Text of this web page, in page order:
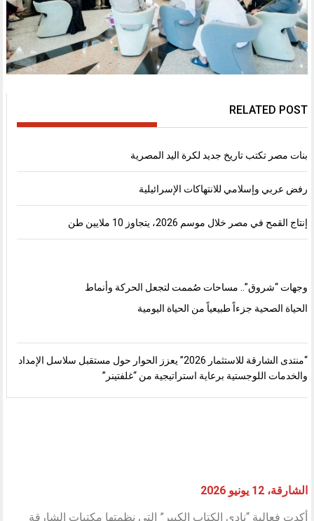
RELATED POST
بنات مصر تكتب تاريخ جديد لكرة اليد المصرية
رفض عربي وإسلامي للانتهاكات الإسرائيلية
إنتاج القمح في مصر خلال موسم 2026، يتجاوز 10 ملايين طن
وجهات “شروق”.. مساحات صُممت لتجعل الحركة وأنماط
الحياة الصحية جزءاً طبيعياً من الحياة اليومية
“منتدى الشارقة للاستثمار 2026” يعزز الحوار حول مستقبل سلاسل الإمداد
والخدمات اللوجستية برعاية استراتيجية من “غلفتينر”
الشارقة، 12 يونيو 2026
أكدت فعالية “نادي الكتاب الكبير” التي نظمتها مكتبات الشارقة